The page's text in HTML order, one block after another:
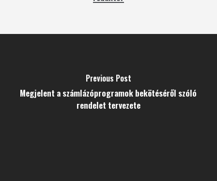
Previous Post
Megjelent a számlázóprogramok bekötéséről szóló
rendelet tervezete